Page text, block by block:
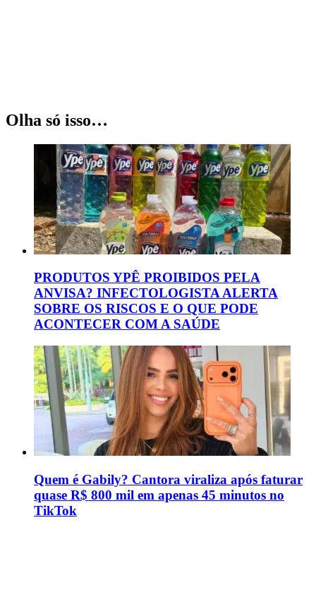
Olha só isso…
PRODUTOS YPÊ PROIBIDOS PELA
ANVISA? INFECTOLOGISTA ALERTA
SOBRE OS RISCOS E O QUE PODE
ACONTECER COM A SAÚDE
Quem é Gabily? Cantora viraliza após faturar
quase R$ 800 mil em apenas 45 minutos no
TikTok